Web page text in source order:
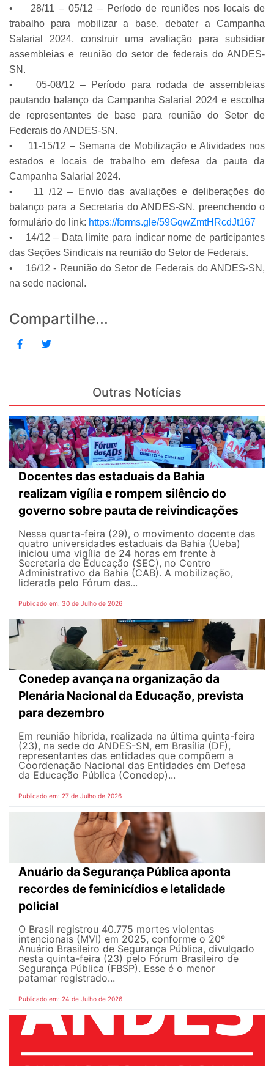
• 28/11 – 05/12 – Período de reuniões nos locais de
trabalho para mobilizar a base, debater a Campanha
Salarial 2024, construir uma avaliação para subsidiar
assembleias e reunião do setor de federais do ANDES-
SN.
• 05-08/12 – Período para rodada de assembleias
pautando balanço da Campanha Salarial 2024 e escolha
de representantes de base para reunião do Setor de
Federais do ANDES-SN.
• 11-15/12 – Semana de Mobilização e Atividades nos
estados e locais de trabalho em defesa da pauta da
Campanha Salarial 2024.
• 11 /12 – Envio das avaliações e deliberações do
balanço para a Secretaria do ANDES-SN, preenchendo o
formulário do link: https://forms.gle/59GqwZmtHRcdJt167
• 14/12 – Data limite para indicar nome de participantes
das Seções Sindicais na reunião do Setor de Federais.
• 16/12 - Reunião do Setor de Federais do ANDES-SN,
na sede nacional.
Compartilhe...
Outras Notícias
Docentes das estaduais da Bahia
realizam vigília e rompem silêncio do
governo sobre pauta de reivindicações
Nessa quarta-feira (29), o movimento docente das
quatro universidades estaduais da Bahia (Ueba)
iniciou uma vigília de 24 horas em frente à
Secretaria de Educação (SEC), no Centro
Administrativo da Bahia (CAB). A mobilização,
liderada pelo Fórum das...
Publicado em: 30 de Julho de 2026
Conedep avança na organização da
Plenária Nacional da Educação, prevista
para dezembro
Em reunião híbrida, realizada na última quinta-feira
(23), na sede do ANDES-SN, em Brasília (DF),
representantes das entidades que compõem a
Coordenação Nacional das Entidades em Defesa
da Educação Pública (Conedep)...
Publicado em: 27 de Julho de 2026
Anuário da Segurança Pública aponta
recordes de feminicídios e letalidade
policial
O Brasil registrou 40.775 mortes violentas
intencionais (MVI) em 2025, conforme o 20º
Anuário Brasileiro de Segurança Pública, divulgado
nesta quinta-feira (23) pelo Fórum Brasileiro de
Segurança Pública (FBSP). Esse é o menor
patamar registrado...
Publicado em: 24 de Julho de 2026